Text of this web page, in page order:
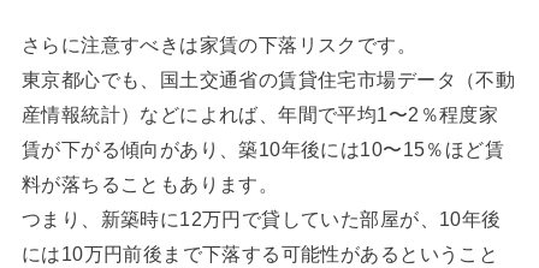
さらに注意すべきは家賃の下落リスクです。
東京都心でも、国土交通省の賃貸住宅市場データ（不動
産情報統計）などによれば、年間で平均1〜2％程度家
賃が下がる傾向があり、築10年後には10〜15％ほど賃
料が落ちることもあります。
つまり、新築時に12万円で貸していた部屋が、10年後
には10万円前後まで下落する可能性があるということ